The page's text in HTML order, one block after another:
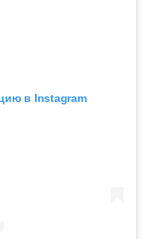
в Instagram